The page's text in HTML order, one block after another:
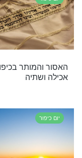
יום כיפור